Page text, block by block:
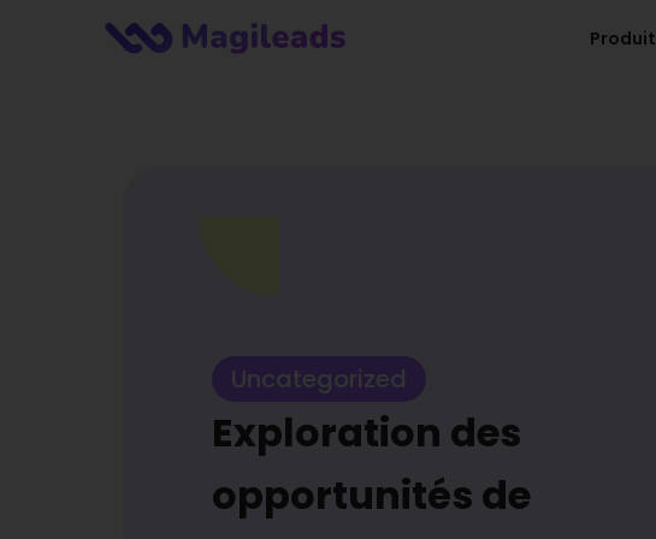
Produit
Uncategorized
Exploration des
opportunités de